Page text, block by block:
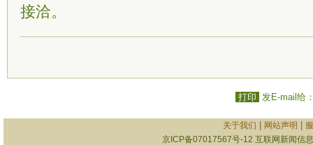
接洽。
打印 发E-mail给
关于我们 网站声明
京ICP备07017567号-12 互联网新闻信